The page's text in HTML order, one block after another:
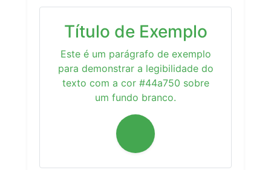
Título de Exemplo
Este é um parágrafo de exemplo
para demonstrar a legibilidade do
texto com a cor #44a750 sobre
um fundo branco.